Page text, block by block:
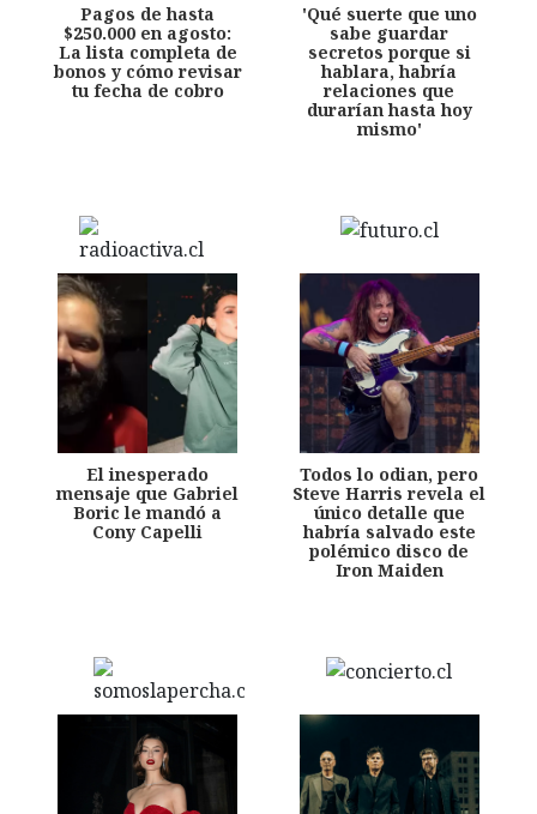
Pagos de hasta
$250.000 en agosto:
La lista completa de
bonos y cómo revisar
tu fecha de cobro
'Qué suerte que uno
sabe guardar
secretos porque si
hablara, habría
relaciones que
durarían hasta hoy
mismo'
El inesperado
mensaje que Gabriel
Boric le mandó a
Cony Capelli
Todos lo odian, pero
Steve Harris revela el
único detalle que
habría salvado este
polémico disco de
Iron Maiden